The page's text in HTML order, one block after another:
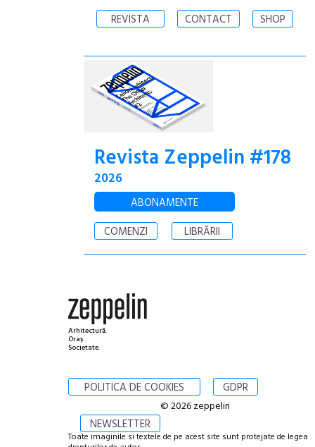
REVISTA CONTACT SHOP
Revista Zeppelin #178
2026
ABONAMENTE
COMENZI
LIBRĂRII
Arhitectură.
Oraș.
Societate.
POLITICA DE COOKIES GDPR
NEWSLETTER
© 2026 zeppelin
Toate imaginile si textele de pe acest site sunt protejate de legea